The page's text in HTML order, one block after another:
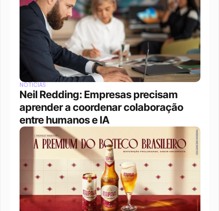
NOTÍCIAS
Neil Redding: Empresas precisam
aprender a coordenar colaboração
entre humanos e IA